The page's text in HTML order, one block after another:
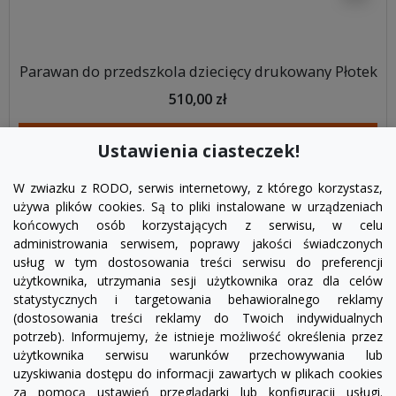
Parawan do przedszkola dziecięcy drukowany Płotek
510,00 zł
FacebookYouTubePinterest
Ustawienia ciasteczek!
W zwiazku z RODO, serwis internetowy, z którego korzystasz,
używa plików cookies. Są to pliki instalowane w urządzeniach
końcowych osób korzystających z serwisu, w celu
administrowania serwisem, poprawy jakości świadczonych
usług w tym dostosowania treści serwisu do preferencji
użytkownika, utrzymania sesji użytkownika oraz dla celów
statystycznych i targetowania behawioralnego reklamy
(dostosowania treści reklamy do Twoich indywidualnych
potrzeb). Informujemy, że istnieje możliwość określenia przez
użytkownika serwisu warunków przechowywania lub
uzyskiwania dostępu do informacji zawartych w plikach cookies
za pomocą ustawień przeglądarki lub konfiguracji usługi.